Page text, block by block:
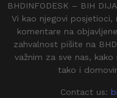
BHDINFODESK – BIH
Vi kao njegovi
komentare na
zahvalnost pišite na
važnim za sve nas,
tako i
Contact us: